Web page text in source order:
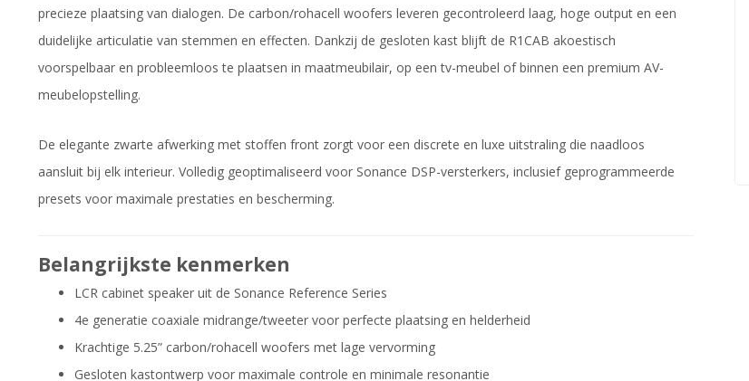
precieze plaatsing van dialogen. De carbon/rohacell woofers leveren gecontroleerd laag, hoge output en een
duidelijke articulatie van stemmen en effecten. Dankzij de gesloten kast blijft de R1CAB akoestisch
voorspelbaar en probleemloos te plaatsen in maatmeubilair, op een tv-meubel of binnen een premium AV-
meubelopstelling.
De elegante zwarte afwerking met stoffen front zorgt voor een discrete en luxe uitstraling die naadloos
aansluit bij elk interieur. Volledig geoptimaliseerd voor Sonance DSP-versterkers, inclusief geprogrammeerde
presets voor maximale prestaties en bescherming.
Belangrijkste kenmerken
LCR cabinet speaker uit de Sonance Reference Series
4e generatie coaxiale midrange/tweeter voor perfecte plaatsing en helderheid
Krachtige 5.25” carbon/rohacell woofers met lage vervorming
Gesloten kastontwerp voor maximale controle en minimale resonantie